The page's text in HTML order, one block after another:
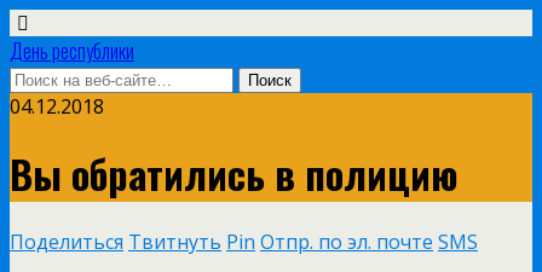
День республики
04.12.2018
Вы обратились в полицию
Поделиться Твитнуть Pin Отпр. по эл. почте SMS